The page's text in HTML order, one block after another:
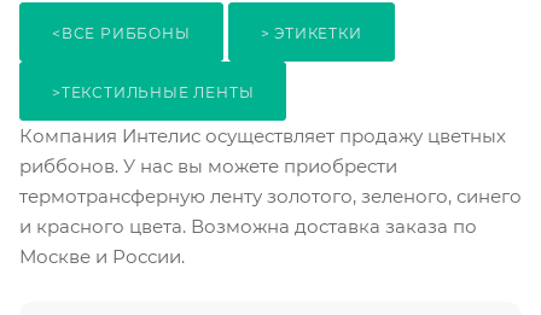
<ВСЕ РИББОНЫ > ЭТИКЕТКИ
>ТЕКСТИЛЬНЫЕ ЛЕНТЫ
Компания Интелис осуществляет продажу цветных
риббонов. У нас вы можете приобрести
термотрансферную ленту золотого, зеленого, синего
и красного цвета. Возможна доставка заказа по
Москве и России.